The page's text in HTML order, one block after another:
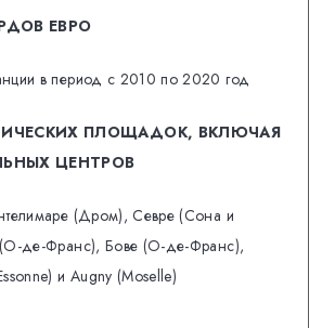
ЕВРО
в период с 2010 по 2020 год
ПЛОЩАДОК, ВКЛЮЧАЯ
ЦЕНТРОВ
(Дром), Севре (Сона и
де-Франс), Бове (О-де-Франс),
и Augny (Moselle)